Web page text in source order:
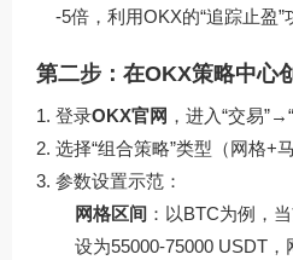
-5倍，利用OKX的“追踪止盈”
第二步：在OKX策略中心
登录OKX官网 ，进入“交易
选择“组合策略”类型（网格+马
参数设置示范：
网格区间 ：以BTC为例，
设为55000-75000 USDT，